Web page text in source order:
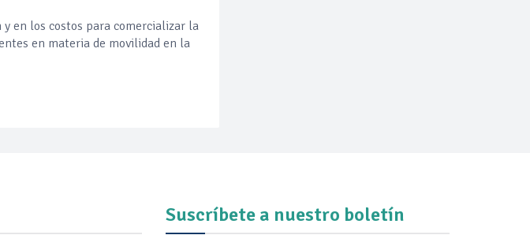
en los costos para comercializar la
en materia de movilidad en la
Suscríbete a nuestro boletín